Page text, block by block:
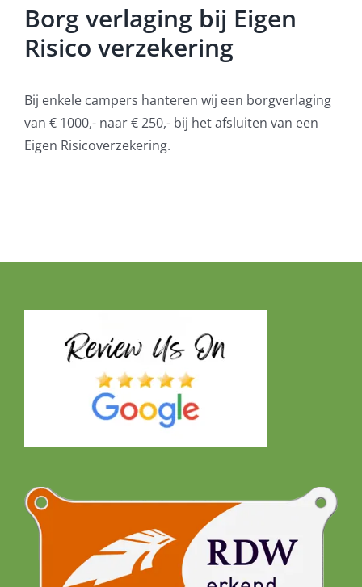
Borg verlaging bij Eigen
Risico verzekering
Bij enkele campers hanteren wij een borgverlaging
van € 1000,- naar € 250,- bij het afsluiten van een
Eigen Risicoverzekering.